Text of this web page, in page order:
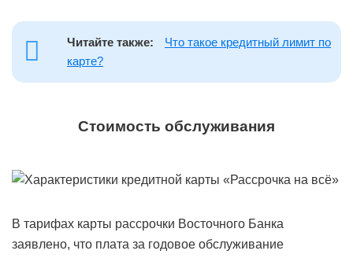
Читайте также:
Что такое кредитный лимит по
карте?
Стоимость обслуживания
В тарифах карты рассрочки Восточного Банка
заявлено, что плата за годовое обслуживание